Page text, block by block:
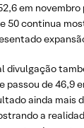
em
50 continua
divulgação
passou de 46,9
ainda mais
a